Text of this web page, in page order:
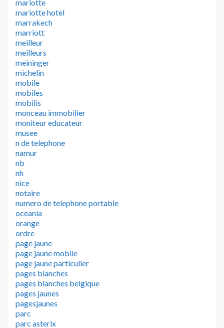
mariotte
mariotte hotel
marrakech
marriott
meilleur
meilleurs
meininger
michelin
mobile
mobiles
mobilis
monceau immobilier
moniteur educateur
musee
n de telephone
namur
nb
nh
nice
notaire
numero de telephone portable
oceania
orange
ordre
page jaune
page jaune mobile
page jaune particulier
pages blanches
pages blanches belgique
pages jaunes
pagesjaunes
parc
parc asterix